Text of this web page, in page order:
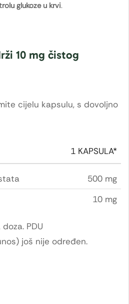
glukoze u krvi.
10 mg čistog
cijelu kapsulu, s dovoljno
1 KAPSULA*
500 mg
10 mg
PDU
još nije određen.